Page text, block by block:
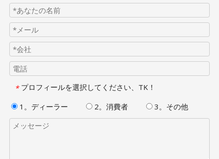
* プロフィールを選択してください、TK！
1。ディーラー
2。消費者 3。その他